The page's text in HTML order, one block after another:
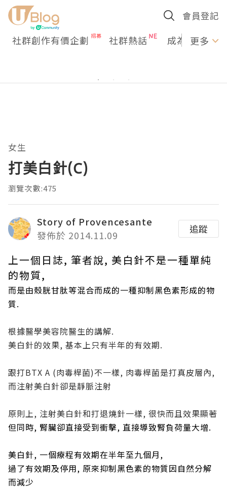
會員登記
社群創作有價企劃 社群熱話 成為U更多
女生
打美白針(C)
瀏覽次數:475
Story of Provencesante
發佈於 2014.11.09
追蹤
上一個日誌, 筆者說, 美白針不是一種單純
的物質,
而是由殼胱甘肽等混合而成的一種抑制黑色素形成的物
質.
根據醫學美容院醫生的講解.
美白針的效果, 基本上只有半年的有效期.
跟打BTX A (肉毒桿菌)不一樣, 肉毒桿菌是打真皮層內,
而注射美白針卻是靜脈注射
原則上, 注射美白針和打退燒針一樣, 很快而且效果顯著
但同時, 腎臟卻直接受到衝擊, 直接導致腎負荷量大增.
美白針, 一個療程有效期在半年至九個月,
過了有效期及停用, 原來抑制黑色素的物質因自然分解
而減少